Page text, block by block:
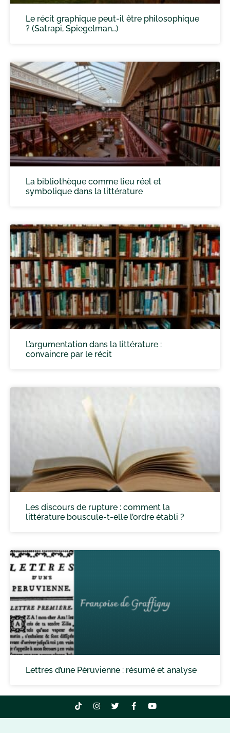
Le récit graphique peut-il être philosophique
? (Satrapi, Spiegelman…)
La bibliothèque comme lieu réel et
symbolique dans la littérature
L’argumentation dans la littérature :
convaincre par le récit
Les discours de rupture : comment la
littérature bouscule-t-elle l’ordre établi ?
Lettres d’une Péruvienne : résumé et analyse